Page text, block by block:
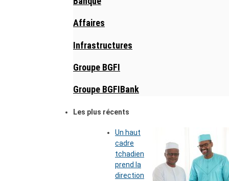
Affaires
Infrastructures
Groupe BGFI
Groupe BGFIBank
Les plus récents
Un haut
cadre
tchadien
prend la
direction